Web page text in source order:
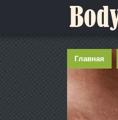
Главная